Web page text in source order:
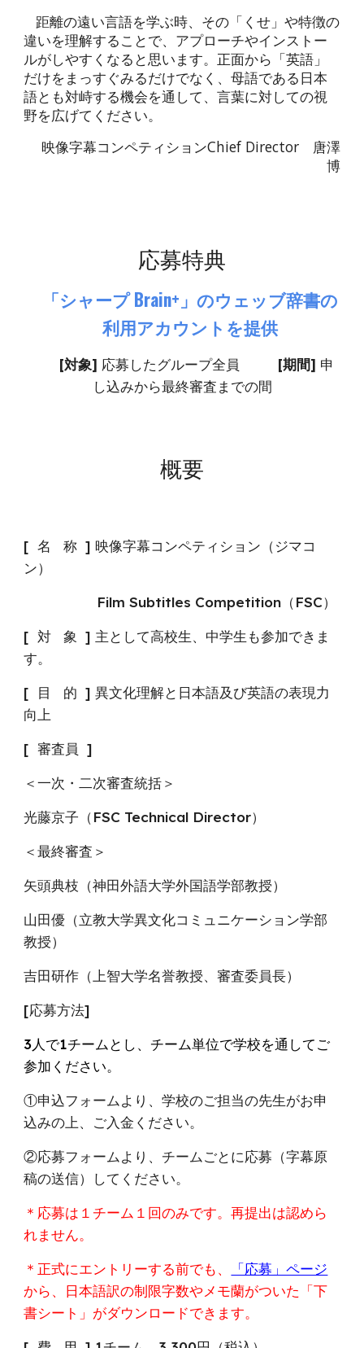
距離の遠い言語を学ぶ時、その「くせ」や特徴の
違いを理解することで、アプローチやインストー
ルがしやすくなると思います。正面から「英語」
だけをまっすぐみるだけでなく、母語である日本
語とも対峙する機会を通して、言葉に対しての視
野を広げてください。
映像字幕コンペティションChief Director 唐澤
博
応募特典
「シャープ Brain+」のウェッブ辞書の
利用アカウントを提供
[対象] 応募したグループ全員 [期間] 申
し込みから最終審査までの間
概要
[ 名 称 ]映像字幕コンペティション（ジマコ
ン）
Film Subtitles Competition（FSC）
[ 対 象 ] 主として高校生、中学生も参加できま
す。
[ 目 的 ]異文化理解と日本語及び英語の表現力
向上
[ 審査員 ]
＜一次・二次審査統括＞
光藤京子（FSC Technical Director）
＜最終審査＞
矢頭典枝（神田外語大学外国語学部教授）
山田優（立教大学異文化コミュニケーション学部
教授）
吉田研作（上智大学名誉教授、審査委員長）
[応募方法]
3人で1チームとし、チーム単位で学校を通してご
参加ください。
①申込フォームより、学校のご担当の先生がお申
込みの上、ご入金ください。
②応募フォームより、チームごとに応募（字幕原
稿の送信）してください。
＊応募は１チーム１回のみです。再提出は認めら
れません。
＊正式にエントリーする前でも、
「応募」ページ
から、日本語訳の制限字数やメモ蘭がついた「下
書シート」がダウンロードできます。